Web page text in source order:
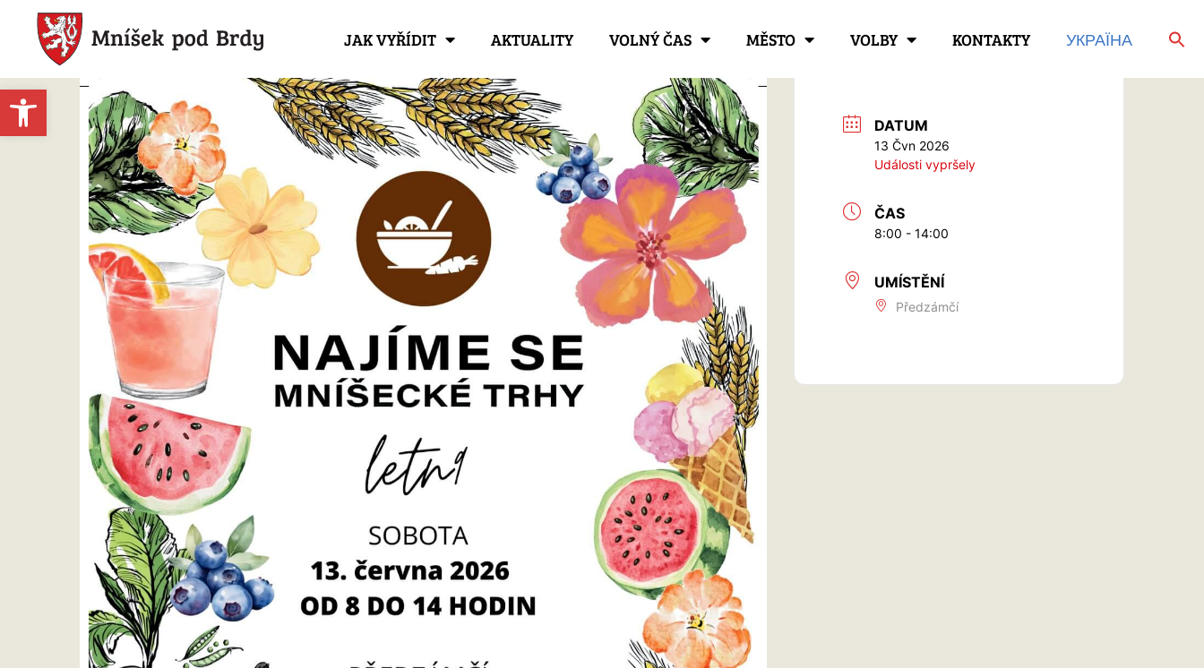
Open toolbar
JAK VYŘÍDIT AKTUALITY VOLNÝ ČAS MĚSTO VOLBY KONTAKTY УКРАЇНА
DATUM
13 Čvn 2026
Události vypršely
ČAS
8:00 - 14:00
UMÍSTĚNÍ
Předzámčí